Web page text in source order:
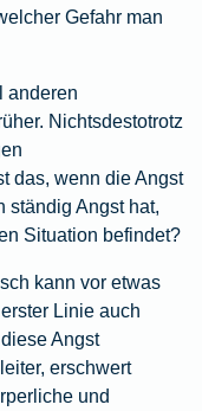
Gefahr man
anderen
Nichtsdestotrotz
das, wenn die Angst
ständig Angst hat,
Situation befindet?
kann vor etwas
Linie auch
Angst
erschwert
und